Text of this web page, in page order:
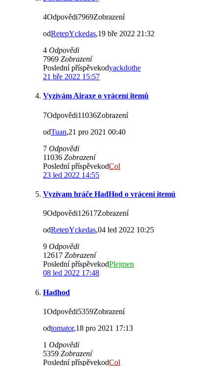
4Odpovědi7969Zobrazení
odRetepYckedas,19 bře 2022 21:32
4 Odpovědi
7969 Zobrazení
Poslední příspěvekodyackdothe
21 bře 2022 15:57
Vyzívám Airaxe o vrácení itemů
7Odpovědi11036Zobrazení
odTuan,21 pro 2021 00:40
7 Odpovědi
11036 Zobrazení
Poslední příspěvekodCol
23 led 2022 14:55
Vyzívam hráče HadHod o vrácení itemú
9Odpovědi12617Zobrazení
odRetepYckedas,04 led 2022 10:25
9 Odpovědi
12617 Zobrazení
Poslední příspěvekodPlejmen
08 led 2022 17:48
Hadhod
1Odpovědi5359Zobrazení
odtomator,18 pro 2021 17:13
1 Odpovědi
5359 Zobrazení
Poslední příspěvekodCol